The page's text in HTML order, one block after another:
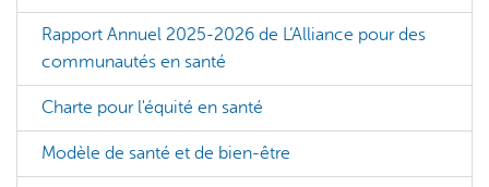
Rapport Annuel 2025-2026 de L’Alliance pour des
communautés en santé
Charte pour l'équité en santé
Modèle de santé et de bien-être